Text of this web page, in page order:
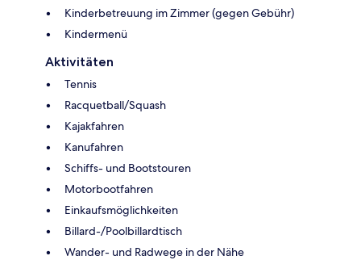
Kinderbetreuung im Zimmer (gegen Gebühr)
Kindermenü
Aktivitäten
Tennis
Racquetball/Squash
Kajakfahren
Kanufahren
Schiffs- und Bootstouren
Motorbootfahren
Einkaufsmöglichkeiten
Billard-/Poolbillardtisch
Wander- und Radwege in der Nähe